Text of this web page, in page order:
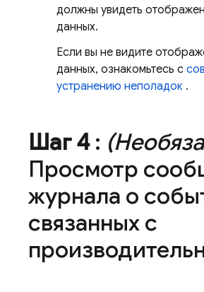
должны увидеть
данных.
Если вы не видите
данных, ознакомьтесь с
устранению неполадок .
Шаг 4:
Просмотр
журнала о
связанных с